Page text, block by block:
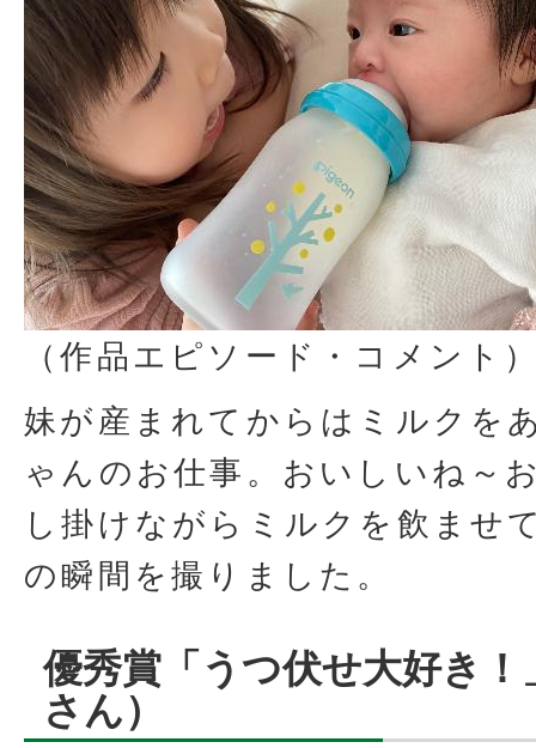
（作品エピソード・コメント
妹が産まれてからはミルクを
ゃんのお仕事。おいしいね～
し掛けながらミルクを飲ませ
の瞬間を撮りました。
優秀賞「うつ伏せ大好き！
さん）